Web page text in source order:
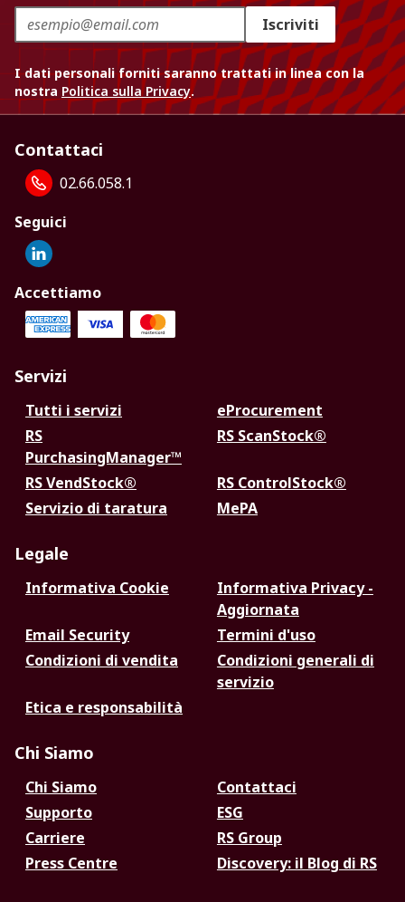
Iscriviti
I dati personali forniti saranno trattati in linea con la
nostra Politica sulla Privacy.
Contattaci
02.66.058.1
Seguici
Accettiamo
Servizi
Tutti i servizi
eProcurement
RS
PurchasingManager™
RS ScanStock®
RS VendStock®
RS ControlStock®
Servizio di taratura
MePA
Legale
Informativa Cookie
Informativa Privacy -
Aggiornata
Email Security
Termini d'uso
Condizioni di vendita
Condizioni generali di
servizio
Etica e responsabilità
Chi Siamo
Chi Siamo
Contattaci
Supporto
ESG
Carriere
RS Group
Press Centre
Discovery: il Blog di RS